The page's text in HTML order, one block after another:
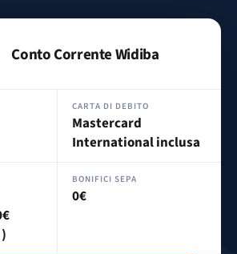
Conto Corrente Widiba
CARTA DI DEBITO
Mastercard
International inclusa
BONIFICI SEPA
0€